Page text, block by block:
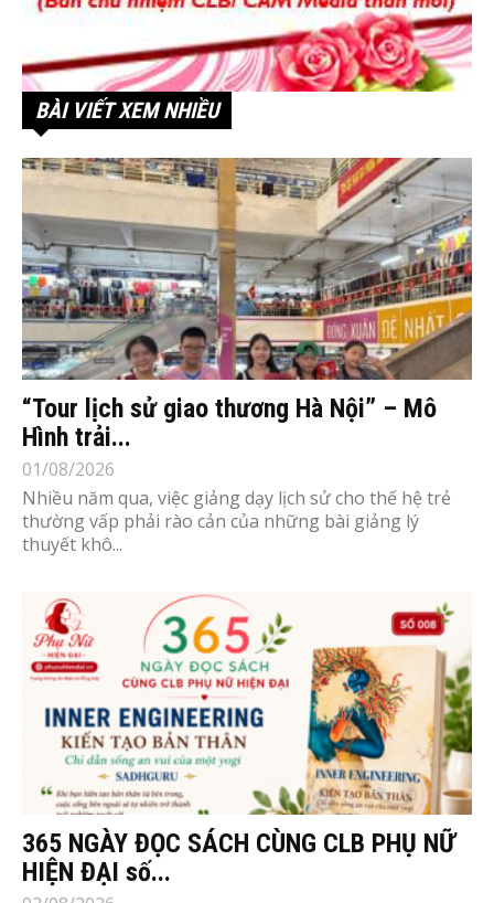
BÀI VIẾT XEM NHIỀU
“Tour lịch sử giao thương Hà Nội” – Mô
Hình trải...
01/08/2026
Nhiều năm qua, việc giảng dạy lịch sử cho thế hệ trẻ
thường vấp phải rào cản của những bài giảng lý
thuyết khô...
365 NGÀY ĐỌC SÁCH CÙNG CLB PHỤ NỮ
HIỆN ĐẠI số...